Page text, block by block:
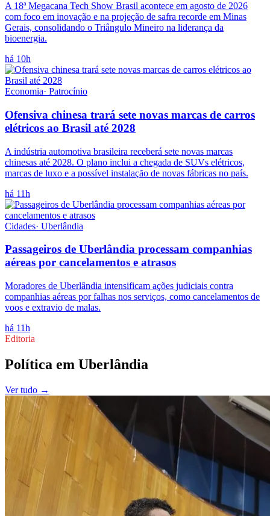
A 18ª Megacana Tech Show Brasil acontece em agosto de 2026
com foco em inovação e na projeção de safra recorde em Minas
Gerais, consolidando o Triângulo Mineiro na liderança da
bioenergia.
há 10h
Economia· Patrocínio
Ofensiva chinesa trará sete novas marcas de carros
elétricos ao Brasil até 2028
A indústria automotiva brasileira receberá sete novas marcas
chinesas até 2028. O plano inclui a chegada de SUVs elétricos,
marcas de luxo e a possível instalação de novas fábricas no país.
há 11h
Cidades· Uberlândia
Passageiros de Uberlândia processam companhias
aéreas por cancelamentos e atrasos
Moradores de Uberlândia intensificam ações judiciais contra
companhias aéreas por falhas nos serviços, como cancelamentos de
voos e extravio de malas.
há 11h
Editoria
Política em Uberlândia
Ver tudo →